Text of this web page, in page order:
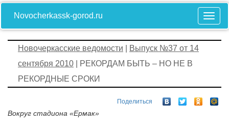
Novocherkassk-gorod.ru
Новочеркасские ведомости
Выпуск №37 от 14
сентября 2010 | РЕКОРДАМ БЫТЬ – НО НЕ В
РЕКОРДНЫЕ СРОКИ
Поделиться
Вокруг стадиона «Ермак»